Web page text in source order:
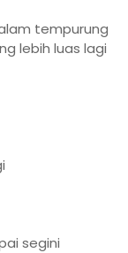
tempurung
lebih luas lagi
segini